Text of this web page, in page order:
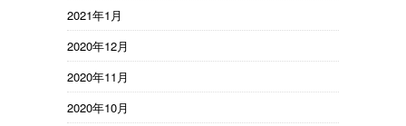
2021年1月
2020年12月
2020年11月
2020年10月